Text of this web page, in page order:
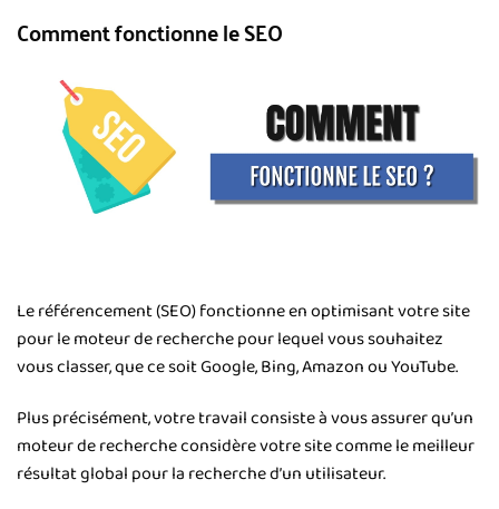
Comment fonctionne le SEO
Le référencement (SEO) fonctionne en optimisant votre site
pour le moteur de recherche pour lequel vous souhaitez
vous classer, que ce soit Google, Bing, Amazon ou YouTube.
Plus précisément, votre travail consiste à vous assurer qu’un
moteur de recherche considère votre site comme le meilleur
résultat global pour la recherche d’un utilisateur.